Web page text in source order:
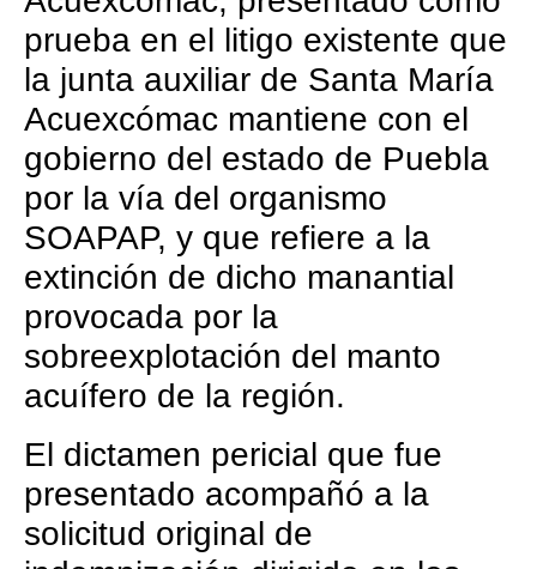
prueba en el litigo existente que
la junta auxiliar de Santa María
Acuexcómac mantiene con el
gobierno del estado de Puebla
por la vía del organismo
SOAPAP, y que refiere a la
extinción de dicho manantial
provocada por la
sobreexplotación del manto
acuífero de la región.
El dictamen pericial que fue
presentado acompañó a la
solicitud original de